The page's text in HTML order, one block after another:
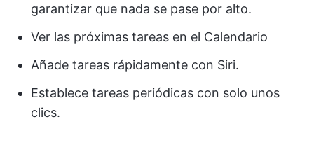
garantizar que nada se pase por alto.
Ver las próximas tareas en el Calendario
Añade tareas rápidamente con Siri.
Establece tareas periódicas con solo unos
clics.